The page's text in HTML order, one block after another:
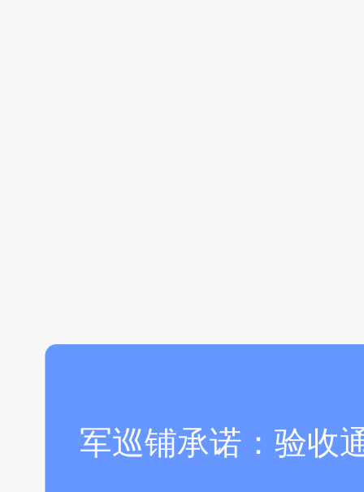
军巡铺承诺：验收